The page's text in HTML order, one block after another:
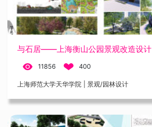
与石居——上海衡山公园景观改造设计
11856 400
上海师范大学天华学院 | 景观/园林设计